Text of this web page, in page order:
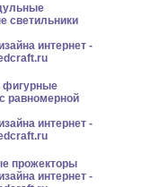
светильники
равномерной
прожекторы